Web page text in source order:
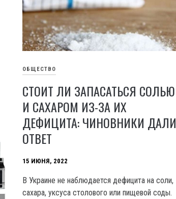
ОБЩЕСТВО
СТОИТ ЛИ ЗАПАСАТЬСЯ СОЛЬЮ
И САХАРОМ ИЗ-ЗА ИХ
ДЕФИЦИТА: ЧИНОВНИКИ ДАЛИ
ОТВЕТ
15 ИЮНЯ, 2022
В Украине не наблюдается дефицита на соли,
сахара, уксуса столового или пищевой соды.